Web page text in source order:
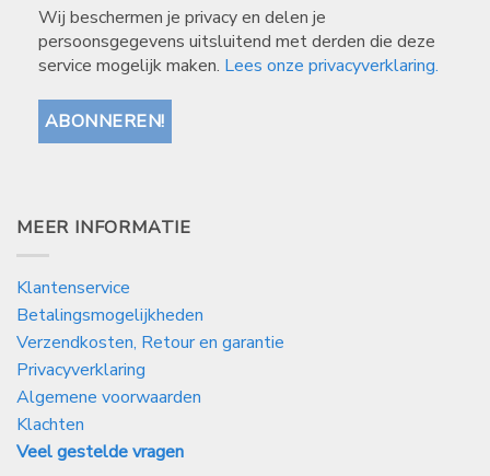
Wij beschermen je privacy en delen je
persoonsgegevens uitsluitend met derden die deze
service mogelijk maken. Lees onze privacyverklaring.
MEER INFORMATIE
Klantenservice
Betalingsmogelijkheden
Verzendkosten, Retour en garantie
Privacyverklaring
Algemene voorwaarden
Klachten
Veel gestelde vragen